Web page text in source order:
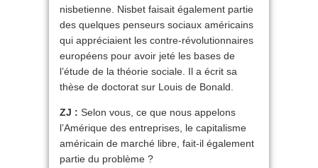
nisbetienne. Nisbet faisait également partie
des quelques penseurs sociaux américains
qui appréciaient les contre-révolutionnaires
européens pour avoir jeté les bases de
l’étude de la théorie sociale. Il a écrit sa
thèse de doctorat sur Louis de Bonald.
ZJ : Selon vous, ce que nous appelons
l’Amérique des entreprises, le capitalisme
américain de marché libre, fait-il également
partie du problème ?